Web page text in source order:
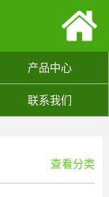
产品中心
联系我们
查看分类